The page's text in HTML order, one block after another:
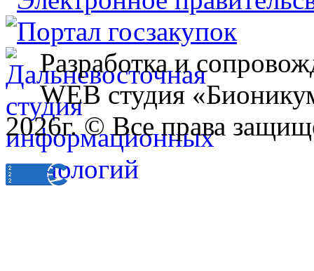
Разработка и
WEB студия
2026г. © Все права